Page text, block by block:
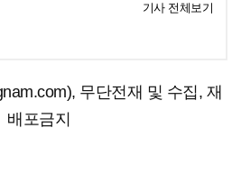
기사 전체보기
무단전재 및 수집, 재
배포금지